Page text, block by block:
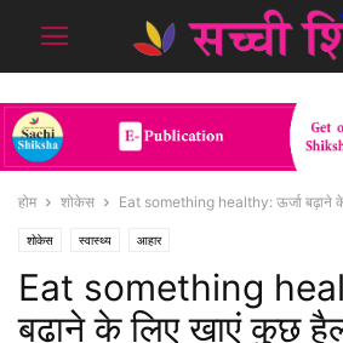
होम शोकेस Eat something healthy: ऊर्जा बढ़ाने
शोकेस स्वास्थ्य आहार
Eat something
बढ़ाने के लिए खाएं कुछ